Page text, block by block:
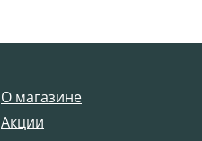
О магазине
Акции